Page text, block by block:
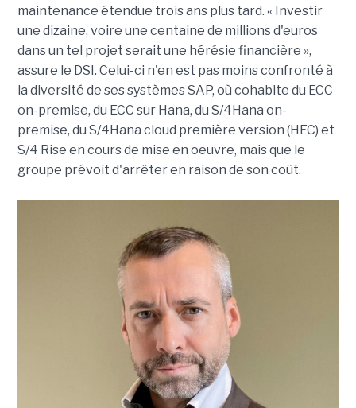
maintenance étendue trois ans plus tard. « Investir
une dizaine, voire une centaine de millions d'euros
dans un tel projet serait une hérésie financière »,
assure le DSI. Celui-ci n'en est pas moins confronté à
la diversité de ses systèmes SAP, où cohabite du ECC
on-premise, du ECC sur Hana, du S/4Hana on-
premise, du S/4Hana cloud première version (HEC) et
S/4 Rise en cours de mise en oeuvre, mais que le
groupe prévoit d'arrêter en raison de son coût.